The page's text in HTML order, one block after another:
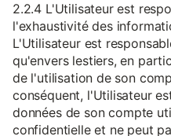
2.2.4 L'Utilisateur est
l'exhaustivité des
L'Utilisateur est
qu'envers lestiers, en
de l'utilisation de son
conséquent, l'Utilisateur
données de son compte
confidentielle et ne peut